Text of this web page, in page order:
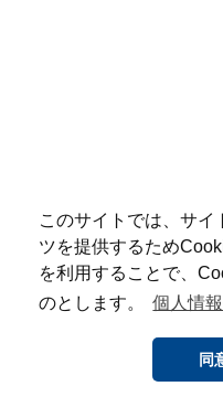
このサイトでは、サイ
ツを提供するため
を利用することで、
のとします。
個人情
同